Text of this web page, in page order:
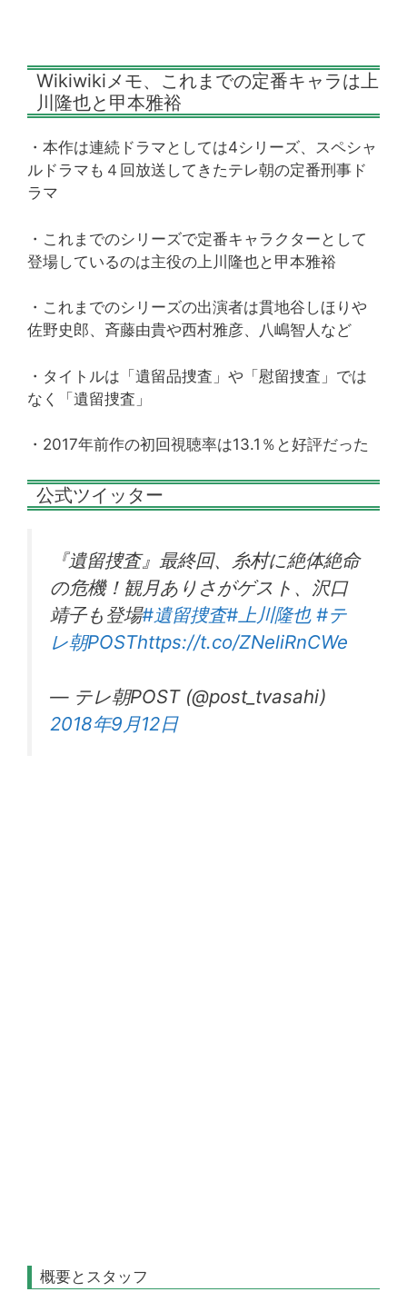
Wikiwikiメモ、これまでの定番キャラは上
川隆也と甲本雅裕
・本作は連続ドラマとしては4シリーズ、スペシャ
ルドラマも４回放送してきたテレ朝の定番刑事ド
ラマ
・これまでのシリーズで定番キャラクターとして
登場しているのは主役の上川隆也と甲本雅裕
・これまでのシリーズの出演者は貫地谷しほりや
佐野史郎、斉藤由貴や西村雅彦、八嶋智人など
・タイトルは「遺留品捜査」や「慰留捜査」では
なく「遺留捜査」
・2017年前作の初回視聴率は13.1％と好評だった
公式ツイッター
『遺留捜査』最終回、糸村に絶体絶命
の危機！観月ありさがゲスト、沢口
靖子も登場#遺留捜査#上川隆也 #テ
レ朝POSThttps://t.co/ZNeliRnCWe
— テレ朝POST (@post_tvasahi)
2018年9月12日
概要とスタッフ